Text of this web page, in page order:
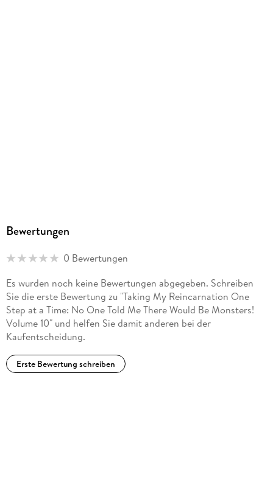
Bewertungen
0 Bewertungen
Es wurden noch keine Bewertungen abgegeben. Schreiben
Sie die erste Bewertung zu "Taking My Reincarnation One
Step at a Time: No One Told Me There Would Be Monsters!
Volume 10" und helfen Sie damit anderen bei der
Kaufentscheidung.
Erste Bewertung schreiben